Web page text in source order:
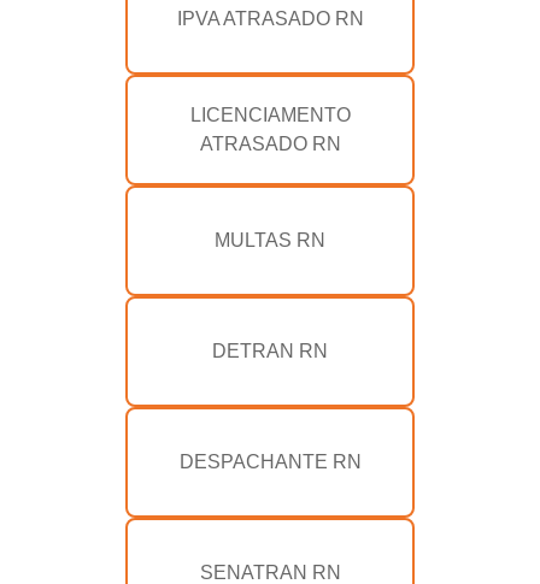
IPVA ATRASADO RN
LICENCIAMENTO
ATRASADO RN
MULTAS RN
DETRAN RN
DESPACHANTE RN
SENATRAN RN